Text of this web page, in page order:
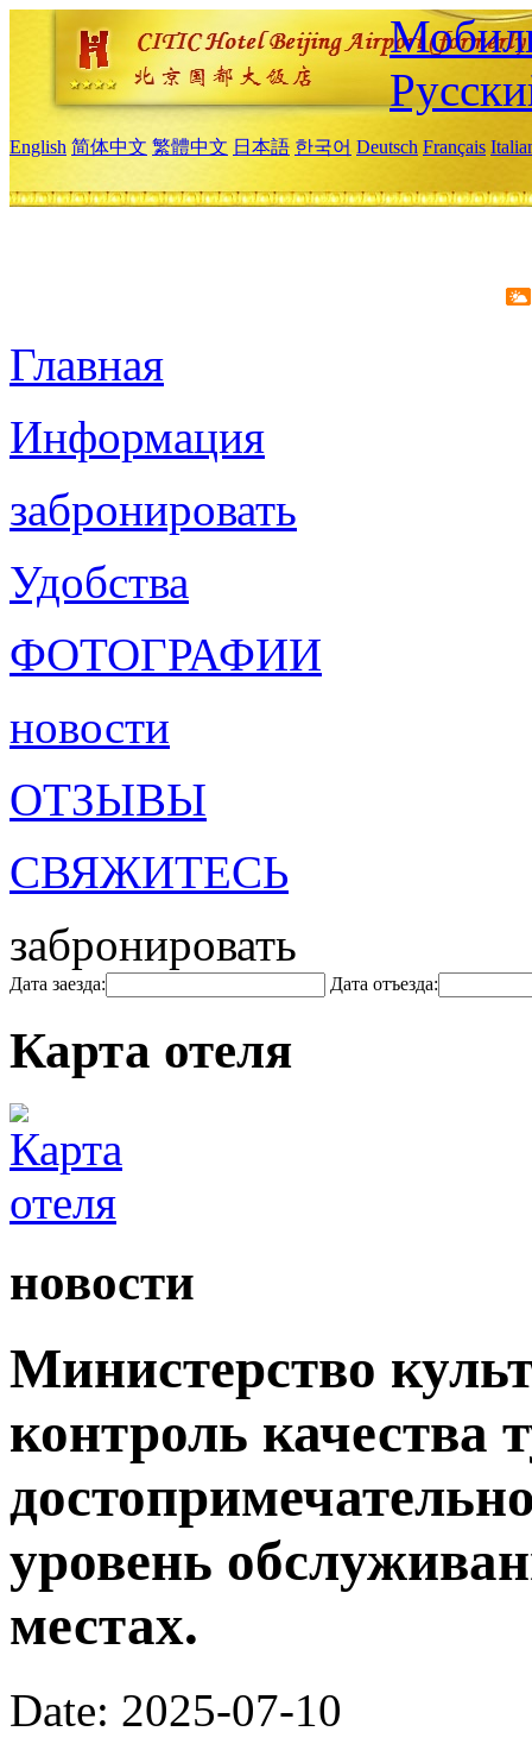
English 简体中文 繁體中文 日本語 한국어 Deutsch Français
Главная
Информация
забронировать
Удобства
ФОТОГРАФИИ
новости
ОТЗЫВЫ
СВЯЖИТЕСЬ
забронировать
Дата заезда: Дата отъезда:
Карта отеля
новости
Министерство
контроль качества
уровень
местах.
Date: 2025-07-10